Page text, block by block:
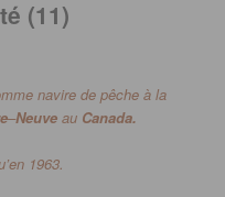
(11)
navire de pêche à la
–Neuve au Canada.
1963.